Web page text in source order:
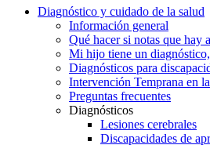
Diagnóstico y cuidado de la salud
Información general
Qué hacer si notas que hay
Mi hijo tiene un
Diagnósticos para
Intervención Temprana en
Preguntas frecuentes
Diagnósticos
Lesiones cerebrales
Discapacidades de